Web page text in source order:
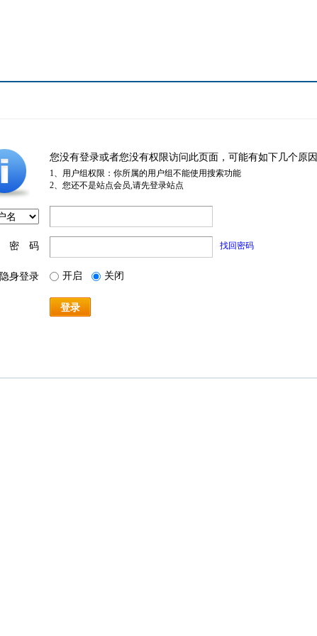
您没有登录或者您没有权限访问此页面，可能有如下几个原因
1、用户组权限：你所属的用户组不能使用搜索功能
2、您还不是站点会员,请先登录站点
密 码 找回密码
隐身登录 开启 关闭
登录